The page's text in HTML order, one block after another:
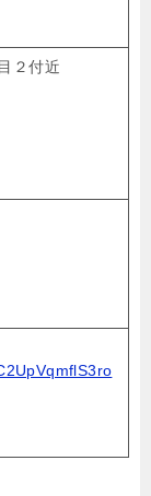
２付近